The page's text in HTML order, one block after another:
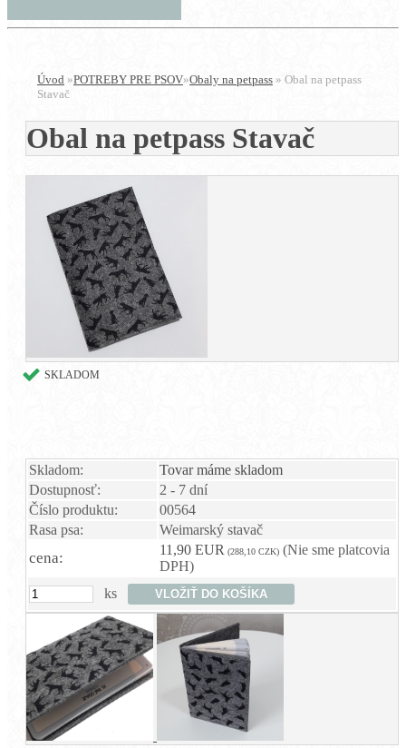
Úvod »POTREBY PRE PSOV»Obaly na petpass » Obal na petpass
Stavač
Obal na petpass Stavač
SKLADOM
Skladom:
Tovar máme skladom
Dostupnosť:
2 - 7 dní
Číslo produktu:
00564
Rasa psa:
Weimarský stavač
cena: 11,90 EUR (288,10 CZK) (Nie sme platcovia
DPH)
ks